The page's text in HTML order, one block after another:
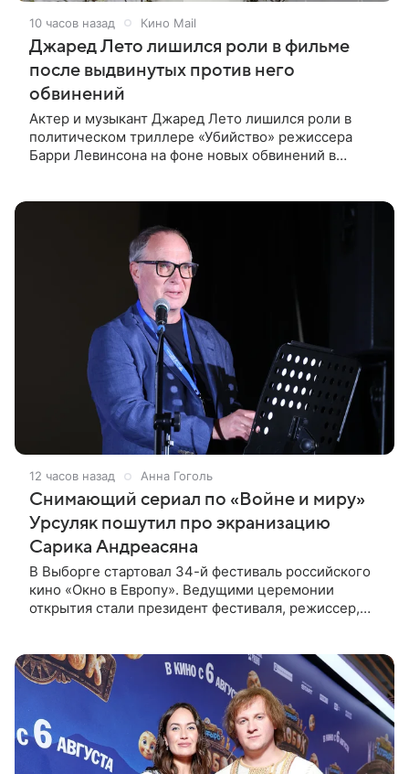
10 часов назад Кино Mail
Джаред Лето лишился роли в фильме
после выдвинутых против него
обвинений
Актер и музыкант Джаред Лето лишился роли в
политическом триллере «Убийство» режиссера
Барри Левинсона на фоне новых обвинений в
12 часов назад Анна Гоголь
Снимающий сериал по «Войне и миру»
Урсуляк пошутил про экранизацию
Сарика Андреасяна
В Выборге стартовал 34-й фестиваль российского
кино «Окно в Европу». Ведущими церемонии
открытия стали президент фестиваля, режиссер,